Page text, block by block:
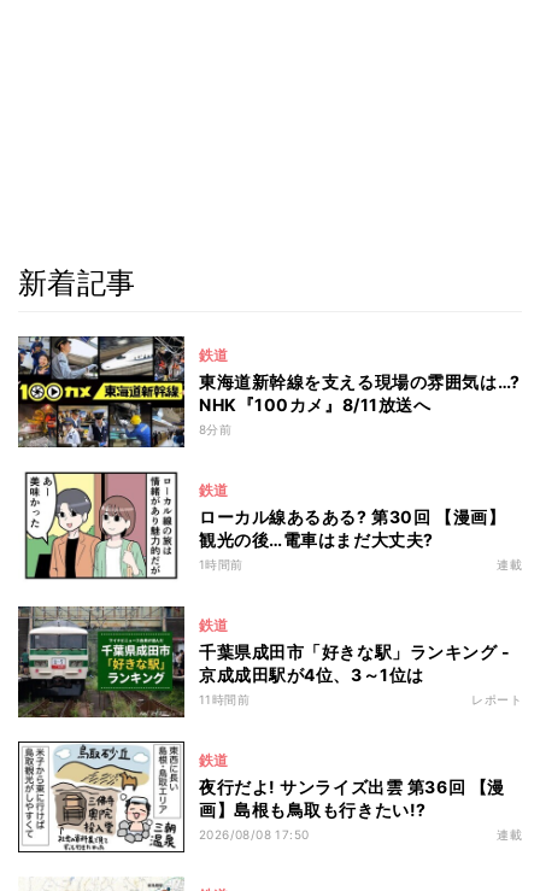
新着記事
鉄道
東海道新幹線を支える現場の雰囲気は…?
NHK『100カメ』8/11放送へ
8分前
鉄道
ローカル線あるある? 第30回 【漫画】
観光の後…電車はまだ大丈夫?
1時間前 連載
鉄道
千葉県成田市「好きな駅」ランキング -
京成成田駅が4位、3～1位は
11時間前 レポート
鉄道
夜行だよ! サンライズ出雲 第36回 【漫
画】島根も鳥取も行きたい!?
2026/08/08 17:50 連載